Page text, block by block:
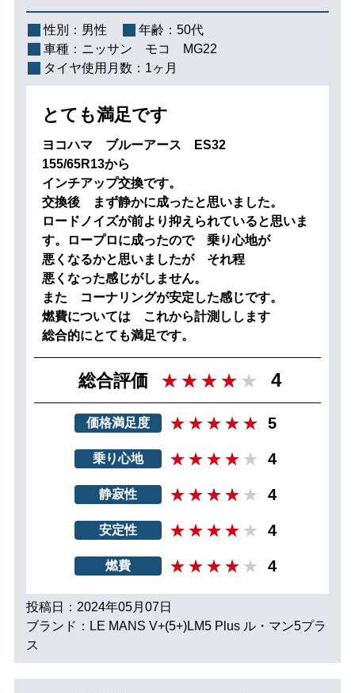
性別： 男性 年齢： 50代
車種： ニッサン モコ MG22
タイヤ使用月数： 1ヶ月
とても満足です
ヨコハマ ブルーアース ES32
155/65R13から
インチアップ交換です。
交換後 まず静かに成ったと思いました。
ロードノイズが前より抑えられていると思いま
す。ロープロに成ったので 乗り心地が
悪くなるかと思いましたが それ程
悪くなった感じがしません。
また コーナリングが安定した感じです。
燃費については これから計測しします
総合的にとても満足です。
総合評価 4
価格満足度 5
乗り心地 4
静寂性 4
安定性 4
燃費 4
投稿日：2024年05月07日
ブランド：LE MANS V+(5+)LM5 Plus ル・マン5プラ
ス